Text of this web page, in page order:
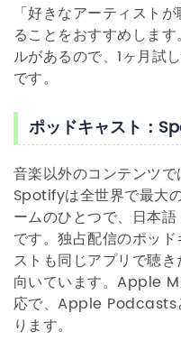
「好きなアーティスト
ることをおすすめしま
ルがあるので、1ヶ月試
です。
ポッドキャスト：
音楽以外のコンテンツで
Spotifyは全世界で最大
ームのひとつで、日本
です。独占配信のポッ
ストも同じアプリで聴
向いています。Apple
応で、Apple Podcasts
ります。